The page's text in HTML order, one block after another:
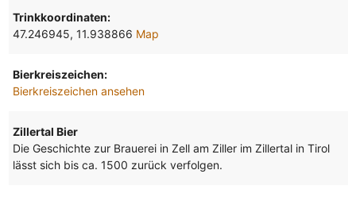
Trinkkoordinaten:
47.246945, 11.938866 Map
Bierkreiszeichen:
Bierkreiszeichen ansehen
Zillertal Bier
Die Geschichte zur Brauerei in Zell am Ziller im Zillertal in Tirol
lässt sich bis ca. 1500 zurück verfolgen.